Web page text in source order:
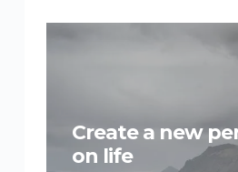
Create a new
on life